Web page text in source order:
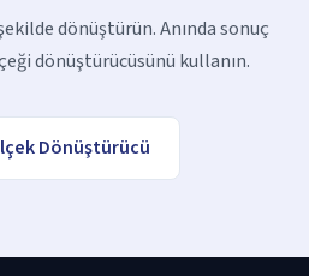
dönüştürün. Anında sonuç
dönüştürücüsünü kullanın.
Dönüştürücü